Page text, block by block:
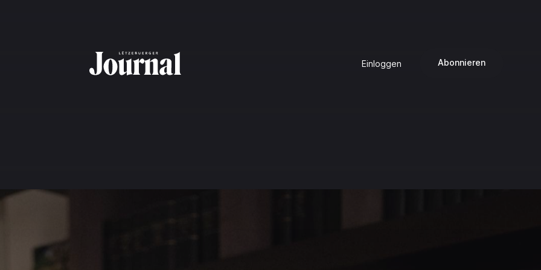
Einloggen Abonnieren